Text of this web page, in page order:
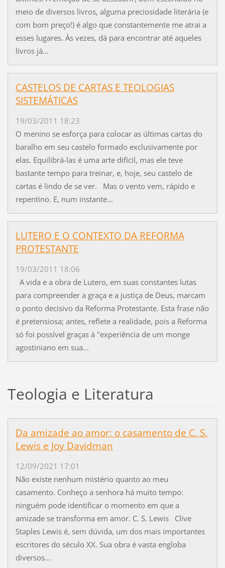
meio de diversos livros, alguma preciosidade literária (e
com bom preço!) é algo que constantemente me atrai a
esses lugares. Às vezes, dá para encontrar até aqueles
livros já...
CASTELOS DE CARTAS E TEOLOGIAS
SISTEMÁTICAS
19/03/2011 18:23
O menino se esforça para colocar as últimas cartas do
baralho em seu castelo formado exclusivamente por
elas. Equilibrá-las é uma arte difícil, mas ele teve
bastante tempo para treinar, e, hoje, seu castelo de
cartas é lindo de se ver. Mas o vento vem, rápido e
repentino. E, num instante...
LUTERO E O CONTEXTO DA REFORMA
PROTESTANTE
19/03/2011 18:06
A vida e a obra de Lutero, em suas constantes lutas
para compreender a graça e a justiça de Deus, marcam
o ponto decisivo da Reforma Protestante. Esta frase não
é pretensiosa; antes, reflete a realidade, pois a Reforma
só foi possível graças à "experiência de um monge
agostiniano em sua...
Teologia e Literatura
Da amizade ao amor: o casamento de C. S.
Lewis e Joy Davidman
12/09/2021 17:01
Não existe nenhum mistério quanto ao meu
casamento. Conheço a senhora há muito tempo:
ninguém pode identificar o momento em que a
amizade se transforma em amor. C. S. Lewis Clive
Staples Lewis é, sem dúvida, um dos mais importantes
escritores do século XX. Sua obra é vasta engloba
diversos...